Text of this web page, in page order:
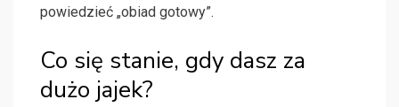
powiedzieć „obiad gotowy”.
Co się stanie, gdy dasz za
dużo jajek?